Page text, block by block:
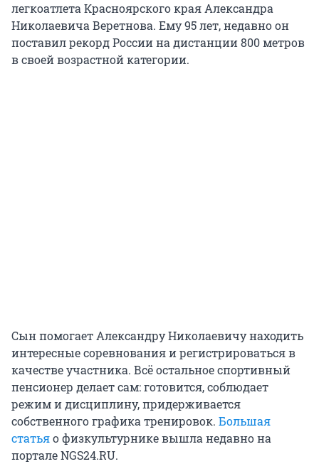
легкоатлета Красноярского края Александра
Николаевича Веретнова. Ему 95 лет, недавно он
поставил рекорд России на дистанции 800 метров
в своей возрастной категории.
Сын помогает Александру Николаевичу находить
интересные соревнования и регистрироваться в
качестве участника. Всё остальное спортивный
пенсионер делает сам: готовится, соблюдает
режим и дисциплину, придерживается
собственного графика тренировок. Большая
статьяо физкультурнике вышла недавно на
портале NGS24.RU.